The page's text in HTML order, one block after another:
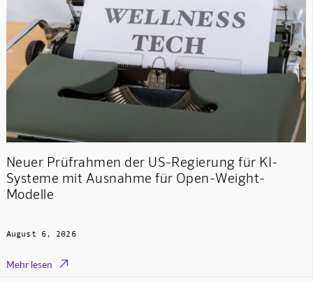
Neuer Prüfrahmen der US-Regierung für KI-
Systeme mit Ausnahme für Open-Weight-
Modelle
August 6, 2026
Mehr lesen 